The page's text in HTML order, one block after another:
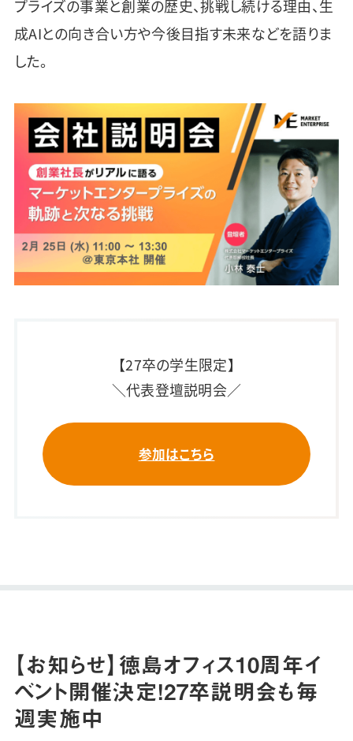
プライズの事業と創業の歴史、挑戦し続ける理由、生
成AIとの向き合い方や今後目指す未来などを語りま
した。
【27卒の学生限定】
＼代表登壇説明会／
参加はこちら
【お知らせ】徳島オフィス10周年イ
ベント開催決定！27卒説明会も毎
週実施中